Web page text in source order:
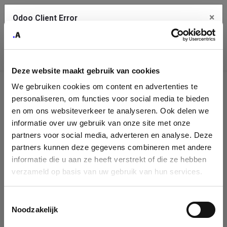
Deze website maakt gebruik van cookies
We gebruiken cookies om content en advertenties te
personaliseren, om functies voor social media te bieden
en om ons websiteverkeer te analyseren. Ook delen we
informatie over uw gebruik van onze site met onze
partners voor social media, adverteren en analyse. Deze
partners kunnen deze gegevens combineren met andere
informatie die u aan ze heeft verstrekt of die ze hebben
verzameld op basis van uw gebruik van hun services.
Noodzakelijk
Company
Identification
Please fill in your company details
You can search a company in our database by name, VAT or
enterprise ID. When a company is selected it will auto-complete the
form. If you don't find your company in our database, you can create
Odoo Client Error ×
service.
See details
Ok